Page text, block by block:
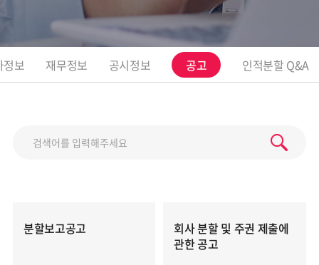
정보 재무정보 공시정보 공고 인적분할 Q&A
분할보고공고
회사 분할 및 주권 제출에
관한 공고